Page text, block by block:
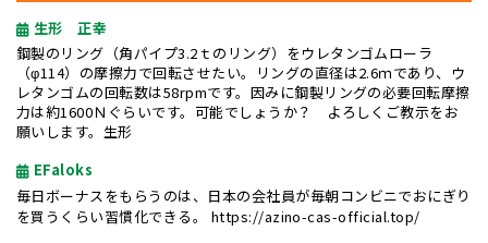
生形 正幸
鋼製のリング（角パイプ3.2ｔのリング）をウレタンゴムローラ
（φ114）の摩擦力で回転させたい。リングの直径は2.6ｍであり、ウ
レタンゴムの回転数は58rpmです。因みに鋼製リングの必要回転摩擦
力は約1600Ｎぐらいです。可能でしょうか？ よろしくご教示をお
願いします。生形
EFaloks
毎日ボーナスをもらうのは、日本の会社員が毎朝コンビニでおにぎり
を買うくらい習慣化できる。 https://azino-cas-official.top/